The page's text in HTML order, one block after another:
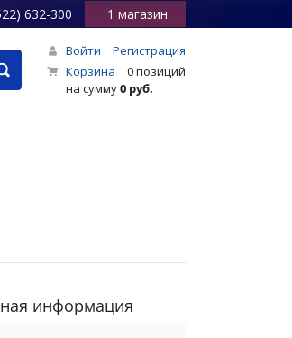
632-300 1 магазин
Войти
Регистрация
Корзина
0 позиций
на сумму0 руб.
информация